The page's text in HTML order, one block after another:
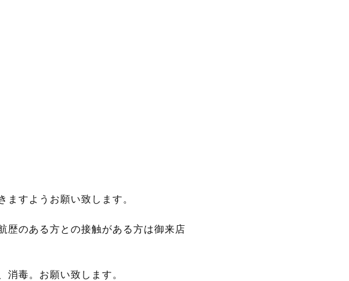
すようお願い致します。
歴のある方との接触がある方は御来店
毒。お願い致します。